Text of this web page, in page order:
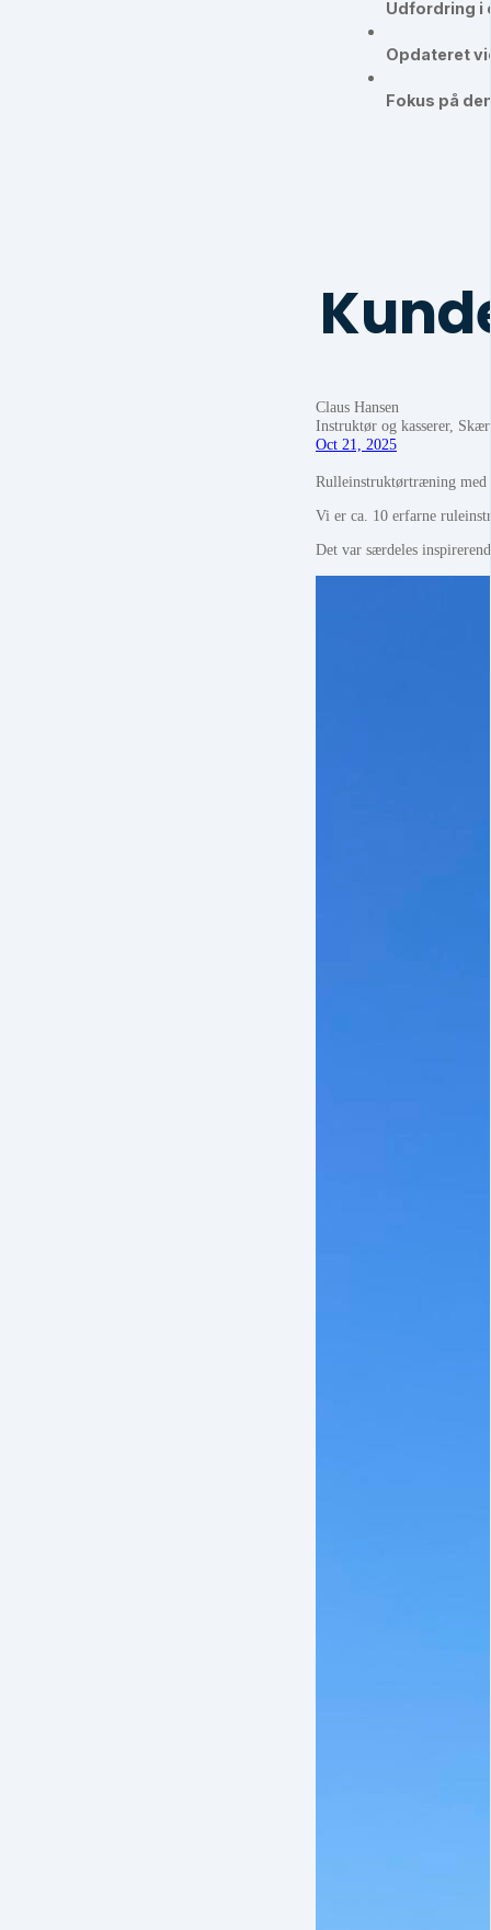
Udfordring i
Opdateret
Fokus på
Claus Hansen
Instruktør og kasserer,
Oct 21, 2025
Rulleinstruktørtræning med
Vi er ca. 10 erfarne
Det var særdeles